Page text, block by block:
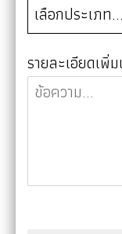
เลือกประเภท...
รายละเอียดเพิ่